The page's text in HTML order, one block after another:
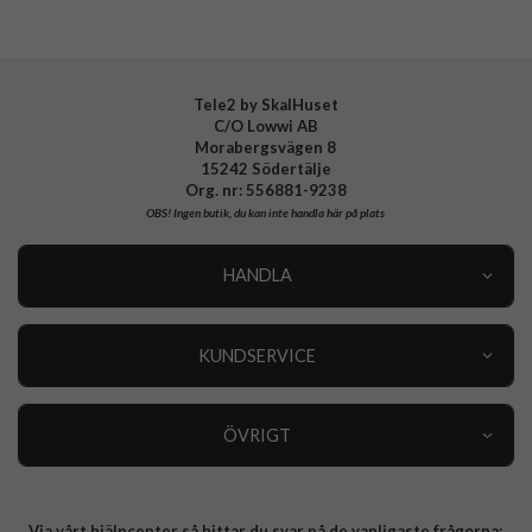
Tele2 by SkalHuset
C/O Lowwi AB
Morabergsvägen 8
15242 Södertälje
Org. nr: 556881-9238
OBS!Ingen butik, du kan inte handla här på plats
HANDLA
KUNDSERVICE
ÖVRIGT